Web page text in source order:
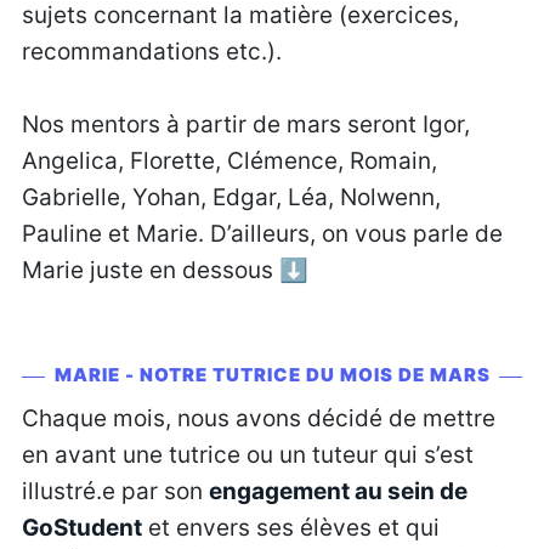
sujets concernant la matière (exercices,
recommandations etc.).
Nos mentors à partir de mars seront Igor,
Angelica, Florette, Clémence, Romain,
Gabrielle, Yohan, Edgar, Léa, Nolwenn,
Pauline et Marie. D’ailleurs, on vous parle de
Marie juste en dessous ⬇️
MARIE - NOTRE TUTRICE DU MOIS DE MARS
Chaque mois, nous avons décidé de mettre
en avant une tutrice ou un tuteur qui s’est
illustré.e par son engagement au sein de
GoStudentet envers ses élèves et qui